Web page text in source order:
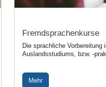
Fremdsprachenkurse
Die sprachliche
Auslandsstudiums, bzw. -
Mehr